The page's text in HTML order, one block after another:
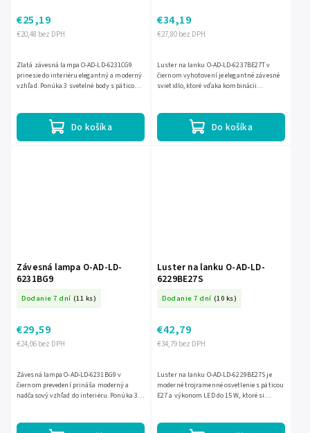
€20,48 bez DPH
€25,19
Do košíka
Zlatá závesná lampa O-AD-LD-6231CG9
prinesie do interiéru elegantný a moderný
vzhľad. Ponúka 3 svetelné body s päticou
€27,80 bez DPH
€34,19
Do košíka
Luster na lanku O-AD-LD-6237BE27T v
čiernom vyhotovení je elegantné závesné
svietidlo, ktoré vďaka kombinácii
Závesná lampa O-AD-LD-
6231BG9
Dodanie 7 dní (11 ks)
€24,06 bez DPH
€29,59
Závesná lampa O-AD-LD-6231BG9 v
čiernom prevedení prináša moderný a
nadčasový vzhľad do interiéru. Ponúka 3
Luster na lanku O-AD-LD-
6229BE27S
Dodanie 7 dní (10 ks)
€34,79 bez DPH
€42,79
Luster na lanku O-AD-LD-6229BE27S je
moderné trojramenné osvetlenie s päticou
E27 a výkonom LED do 15 W, ktoré si